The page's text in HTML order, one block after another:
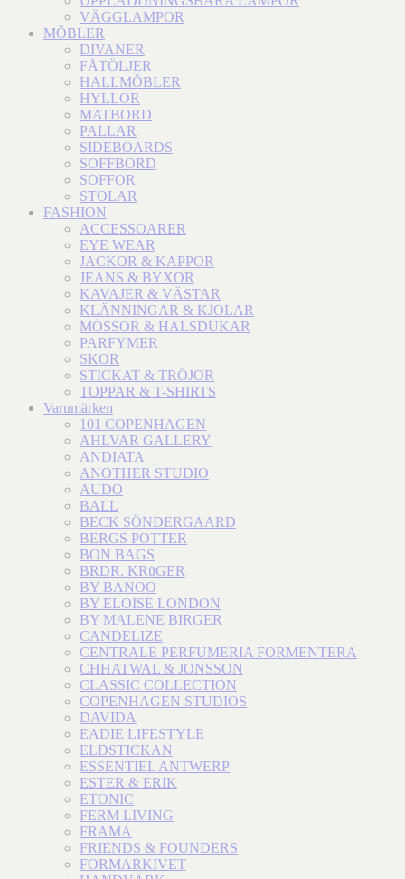
VÄGGLAMPOR
MÖBLER
DIVANER
FÅTÖLJER
HALLMÖBLER
HYLLOR
MATBORD
PALLAR
SIDEBOARDS
SOFFBORD
SOFFOR
STOLAR
FASHION
ACCESSOARER
EYE WEAR
JACKOR & KAPPOR
JEANS & BYXOR
KAVAJER & VÄSTAR
KLÄNNINGAR & KJOLAR
MÖSSOR & HALSDUKAR
PARFYMER
SKOR
STICKAT & TRÖJOR
TOPPAR & T-SHIRTS
Varumärken
101 COPENHAGEN
AHLVAR GALLERY
ANDIATA
ANOTHER STUDIO
AUDO
BALL
BECK SÖNDERGAARD
BERGS POTTER
BON BAGS
BRDR. KRüGER
BY BANOO
BY ELOISE LONDON
BY MALENE BIRGER
CANDELIZE
CENTRALE PERFUMERIA FORMENTERA
CHHATWAL & JONSSON
CLASSIC COLLECTION
COPENHAGEN STUDIOS
DAVIDA
EADIE LIFESTYLE
ELDSTICKAN
ESSENTIEL ANTWERP
ESTER & ERIK
ETONIC
FERM LIVING
FRAMA
FRIENDS & FOUNDERS
FORMARKIVET